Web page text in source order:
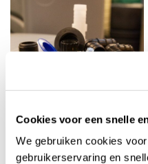
Cookies voor een snelle
We gebruiken cookies
gebruikerservaring en